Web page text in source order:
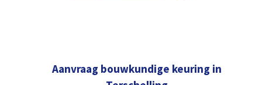
Aanvraag bouwkundige keuring in